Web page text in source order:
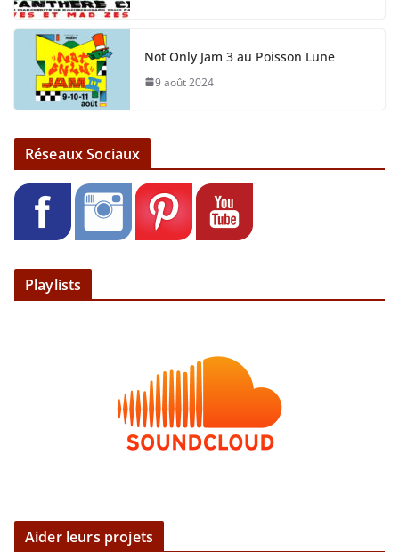
Not Only Jam 3 au Poisson Lune
9 août 2024
Réseaux Sociaux
Playlists
Aider leurs projets